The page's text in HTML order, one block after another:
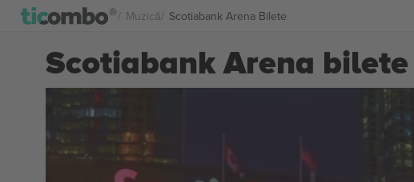
Muzică Scotiabank Arena Bilete
Scotiabank Arena bilete